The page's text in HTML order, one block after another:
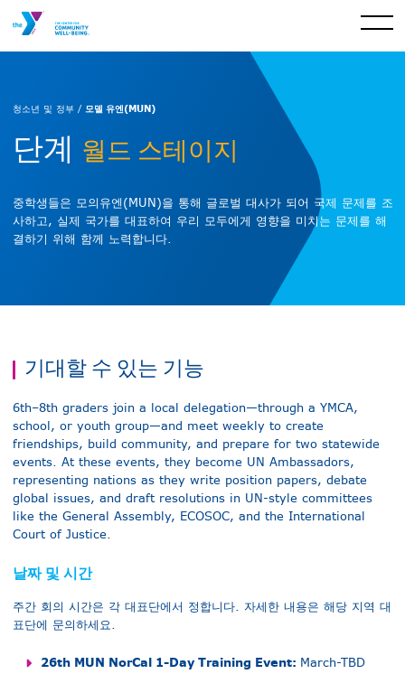
청소년 및 정부 / 모델 유엔(MUN)
단계 월드 스테이지
중학생들은 모의유엔(MUN)을 통해 글로벌 대사가 되어 국제 문제를 조
사하고, 실제 국가를 대표하여 우리 모두에게 영향을 미치는 문제를 해
결하기 위해 함께 노력합니다.
기대할 수 있는 기능
6th–8th graders join a local delegation—through a YMCA,
school, or youth group—and meet weekly to create
friendships, build community, and prepare for two statewide
events. At these events, they become UN Ambassadors,
representing nations as they write position papers, debate
global issues, and draft resolutions in UN-style committees
like the General Assembly, ECOSOC, and the International
Court of Justice.
날짜 및 시간
주간 회의 시간은 각 대표단에서 정합니다. 자세한 내용은 해당 지역 대
표단에 문의하세요.
26th MUN NorCal 1-Day Training Event: March-TBD